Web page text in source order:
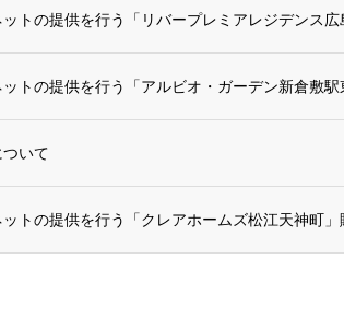
トの提供を行う「リバープレミアレジデンス
トの提供を行う「アルビオ・ガーデン新倉敷
いて
トの提供を行う「クレアホームズ松江天神町